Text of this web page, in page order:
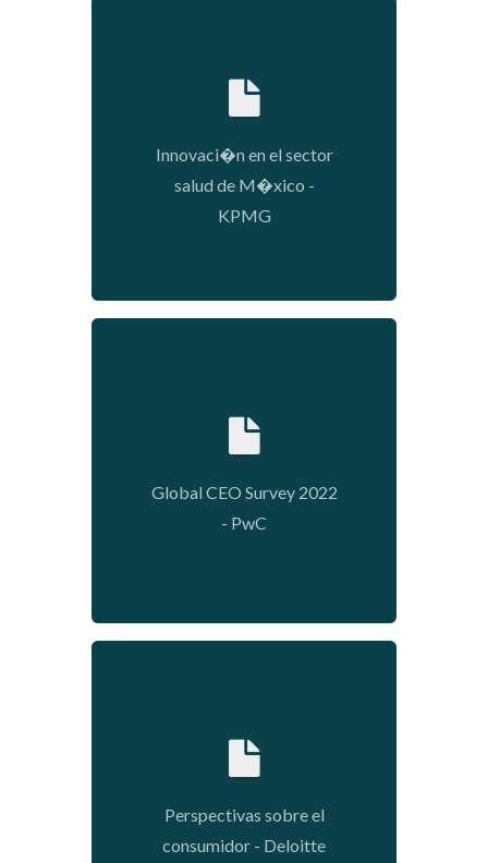
Innovaci�n en el sector
salud de M�xico -
KPMG
Global CEO Survey 2022
- PwC
Perspectivas sobre el
consumidor - Deloitte